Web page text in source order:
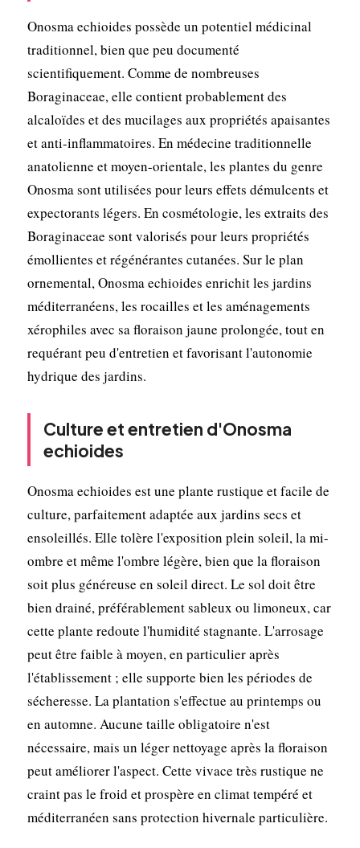
Onosma echioides possède un potentiel médicinal
traditionnel, bien que peu documenté
scientifiquement. Comme de nombreuses
Boraginaceae, elle contient probablement des
alcaloïdes et des mucilages aux propriétés apaisantes
et anti-inflammatoires. En médecine traditionnelle
anatolienne et moyen-orientale, les plantes du genre
Onosma sont utilisées pour leurs effets démulcents et
expectorants légers. En cosmétologie, les extraits des
Boraginaceae sont valorisés pour leurs propriétés
émollientes et régénérantes cutanées. Sur le plan
ornemental, Onosma echioides enrichit les jardins
méditerranéens, les rocailles et les aménagements
xérophiles avec sa floraison jaune prolongée, tout en
requérant peu d'entretien et favorisant l'autonomie
hydrique des jardins.
Culture et entretien d'Onosma
echioides
Onosma echioides est une plante rustique et facile de
culture, parfaitement adaptée aux jardins secs et
ensoleillés. Elle tolère l'exposition plein soleil, la mi-
ombre et même l'ombre légère, bien que la floraison
soit plus généreuse en soleil direct. Le sol doit être
bien drainé, préférablement sableux ou limoneux, car
cette plante redoute l'humidité stagnante. L'arrosage
peut être faible à moyen, en particulier après
l'établissement ; elle supporte bien les périodes de
sécheresse. La plantation s'effectue au printemps ou
en automne. Aucune taille obligatoire n'est
nécessaire, mais un léger nettoyage après la floraison
peut améliorer l'aspect. Cette vivace très rustique ne
craint pas le froid et prospère en climat tempéré et
méditerranéen sans protection hivernale particulière.